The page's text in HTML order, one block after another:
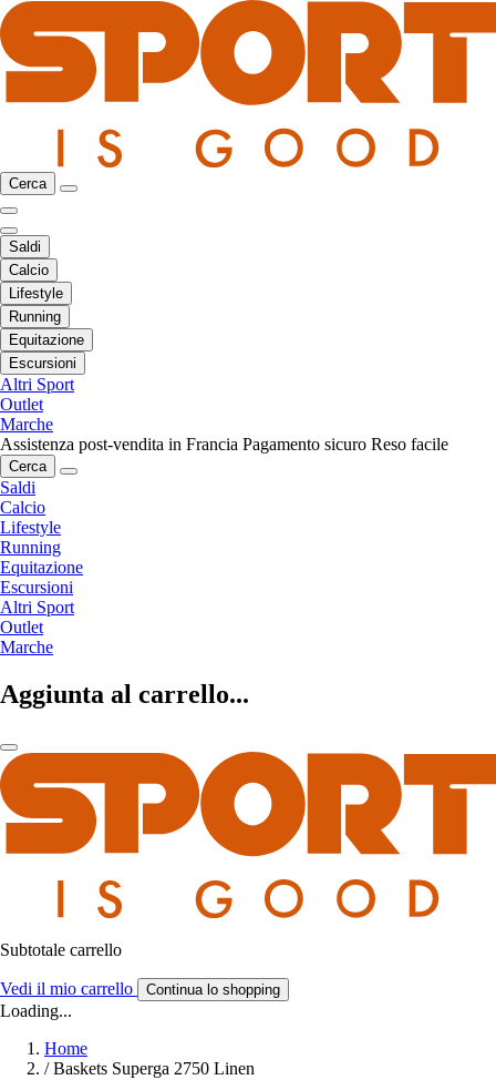
Cerca
Saldi
Calcio
Lifestyle
Running
Equitazione
Escursioni
Altri Sport
Outlet
Marche
Assistenza post-vendita in Francia Pagamento sicuro Reso facile
Cerca
Saldi
Calcio
Lifestyle
Running
Equitazione
Escursioni
Altri Sport
Outlet
Marche
Aggiunta al carrello...
Subtotale carrello
Vedi il mio carrello Continua lo shopping
Loading...
Home
/ Baskets Superga 2750 Linen